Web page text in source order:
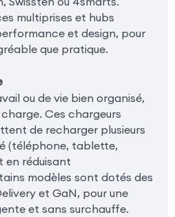
multiprises et hubs
et design, pour
que pratique.
ou de vie bien organisé,
Ces chargeurs
de recharger plusieurs
(téléphone, tablette,
en réduisant
modèles sont dotés des
et GaN, pour une
et sans surchauffe.